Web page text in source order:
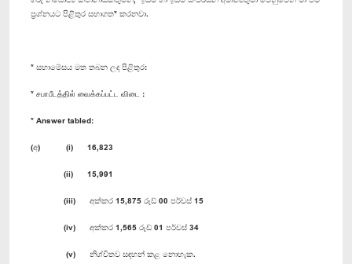
ප්‍රශ්නයට පිළිතුර සභාගත* කරනවා.
* සභාමේසය මත තබන ලද පිළිතුර:
* சபாபீடத்தில் வைக்கப்பட்ட விடை :
* Answer tabled:
(අ) (i) 16,823
(ii) 15,991
(iii) අක්කර 15,875 රූඩ් 00 පර්චස් 15
(iv) අක්කර 1,565 රූඩ් 01 පර්චස් 34
(v) නිශ්චිතව සඳහන් කළ නොහැක.